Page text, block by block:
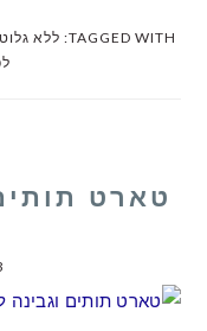
TAGGED WITH: ללא
טארט